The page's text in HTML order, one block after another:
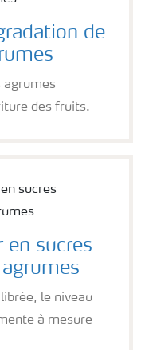
de
agrumes
des fruits.
en sucres
le niveau
à mesure